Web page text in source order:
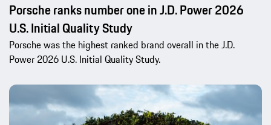
Porsche ranks number one in J.D. Power 2026
U.S. Initial Quality Study
Porsche was the highest ranked brand overall in the J.D.
Power 2026 U.S. Initial Quality Study.